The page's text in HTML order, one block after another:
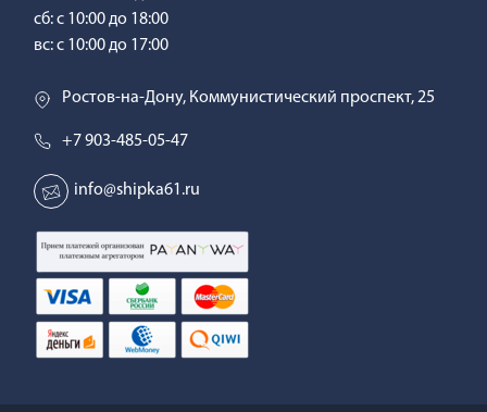
сб: с 10:00 до 18:00
вс: с 10:00 до 17:00
Ростов-на-Дону, Коммунистический проспект, 25
+7 903-485-05-47
info@shipka61.ru